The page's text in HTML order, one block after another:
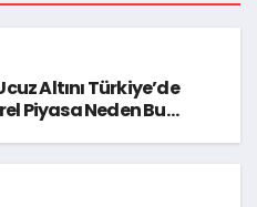
Altını Türkiye’de
Piyasa Neden Bu